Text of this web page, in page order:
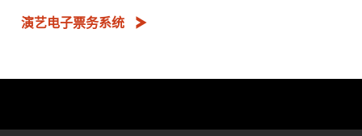
演艺电子票务系统